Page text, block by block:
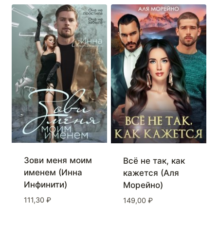
Зови меня моим
именем (Инна
Инфинити)
111,30 ₽
Всё не так, как
кажется (Аля
Морейно)
149,00 ₽